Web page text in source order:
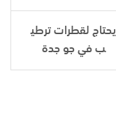
يحتاج لقطرات ترطي
ب في جو جدة